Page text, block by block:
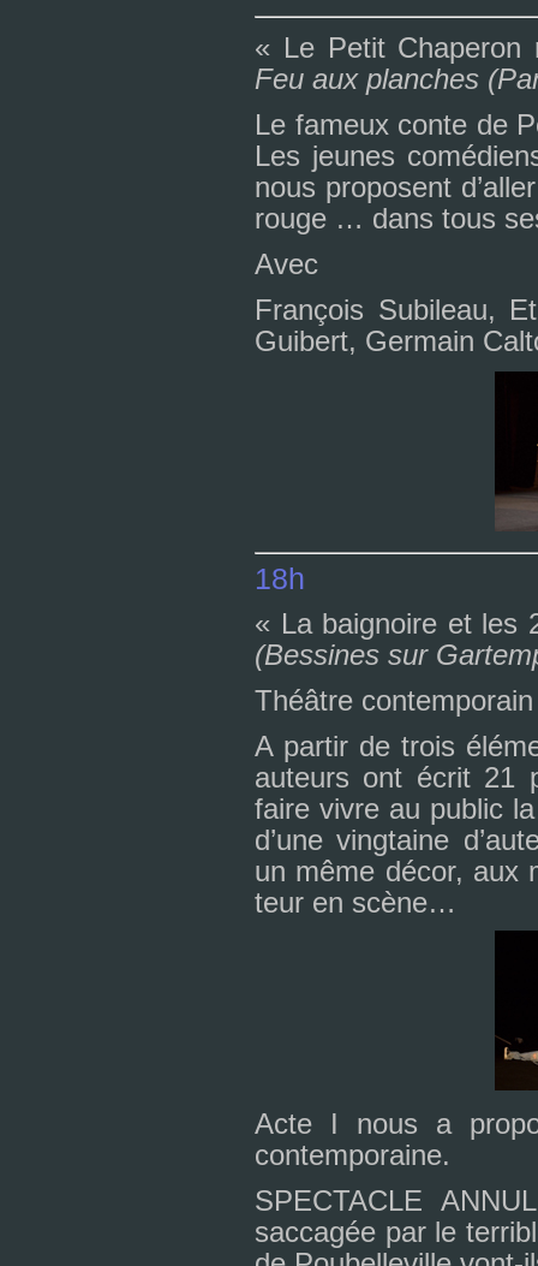
« Le Petit
Feu aux plan­ches
Le fameux conte de
Les jeu­nes
nous pro­po­sent
rouge … dans tous
Avec
François Subileau,
Guibert, Germain
18h
« La bai­gnoire et les
(Bessines sur
Théâtre contem­po­rain
A par­tir de trois
auteurs ont écrit 21
faire vivre au public la
d’une ving­taine
un même décor, aux
teur en scène…
Acte I nous a
contem­po­raine.
SPECTACLE
sac­ca­gée par le